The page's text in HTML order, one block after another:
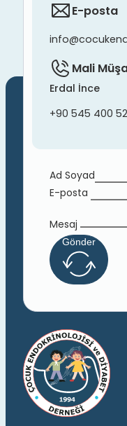
E-posta
Mali
Erdal İnce
+90 545 400
Ad Soyad
E-posta
Mesaj
Gönder